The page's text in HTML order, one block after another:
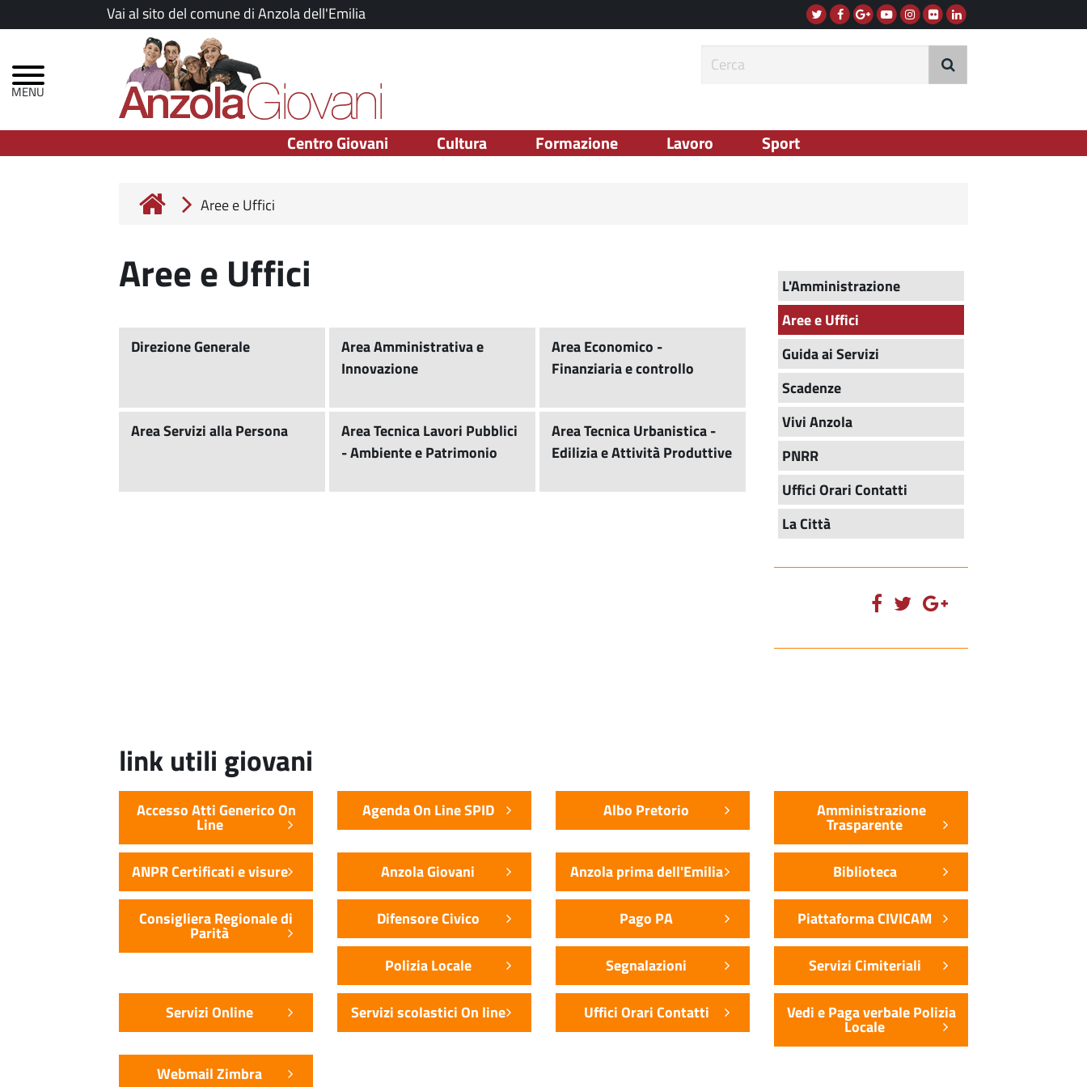
al
principale
Vai al sito del comune di Anzola dell'Emilia TwitterFacebook
G+ YoutubeInstagram
Flickr
principale
Centro Giovani Cultura Formazione Lavoro Sport
Aree e Uffici
Aree e Uffici
Direzione Generale
Area Amministrativa e
Innovazione
Area Economico -
Finanziaria e controllo
Area Servizi alla Persona
Area Tecnica Lavori Pubblici
- Ambiente e Patrimonio
Area Tecnica Urbanistica -
Edilizia e Attività Produttive
L'Amministrazione
Aree e Uffici
Guida ai Servizi
Scadenze
Vivi Anzola
PNRR
Uffici Orari Contatti
La Città
link utili giovani
Accesso Atti Generico On
Line
Agenda On Line SPID Albo Pretorio Amministrazione
Trasparente
ANPR Certificati e visure Anzola Giovani Anzola prima dell'Emilia Biblioteca
Consigliera Regionale di
Parità
Difensore Civico Pago PA Piattaforma CIVICAM
Polizia Locale Segnalazioni Servizi Cimiteriali
Servizi Online Servizi scolastici On line Uffici Orari Contatti Vedi e Paga verbale Polizia
Locale
Webmail Zimbra